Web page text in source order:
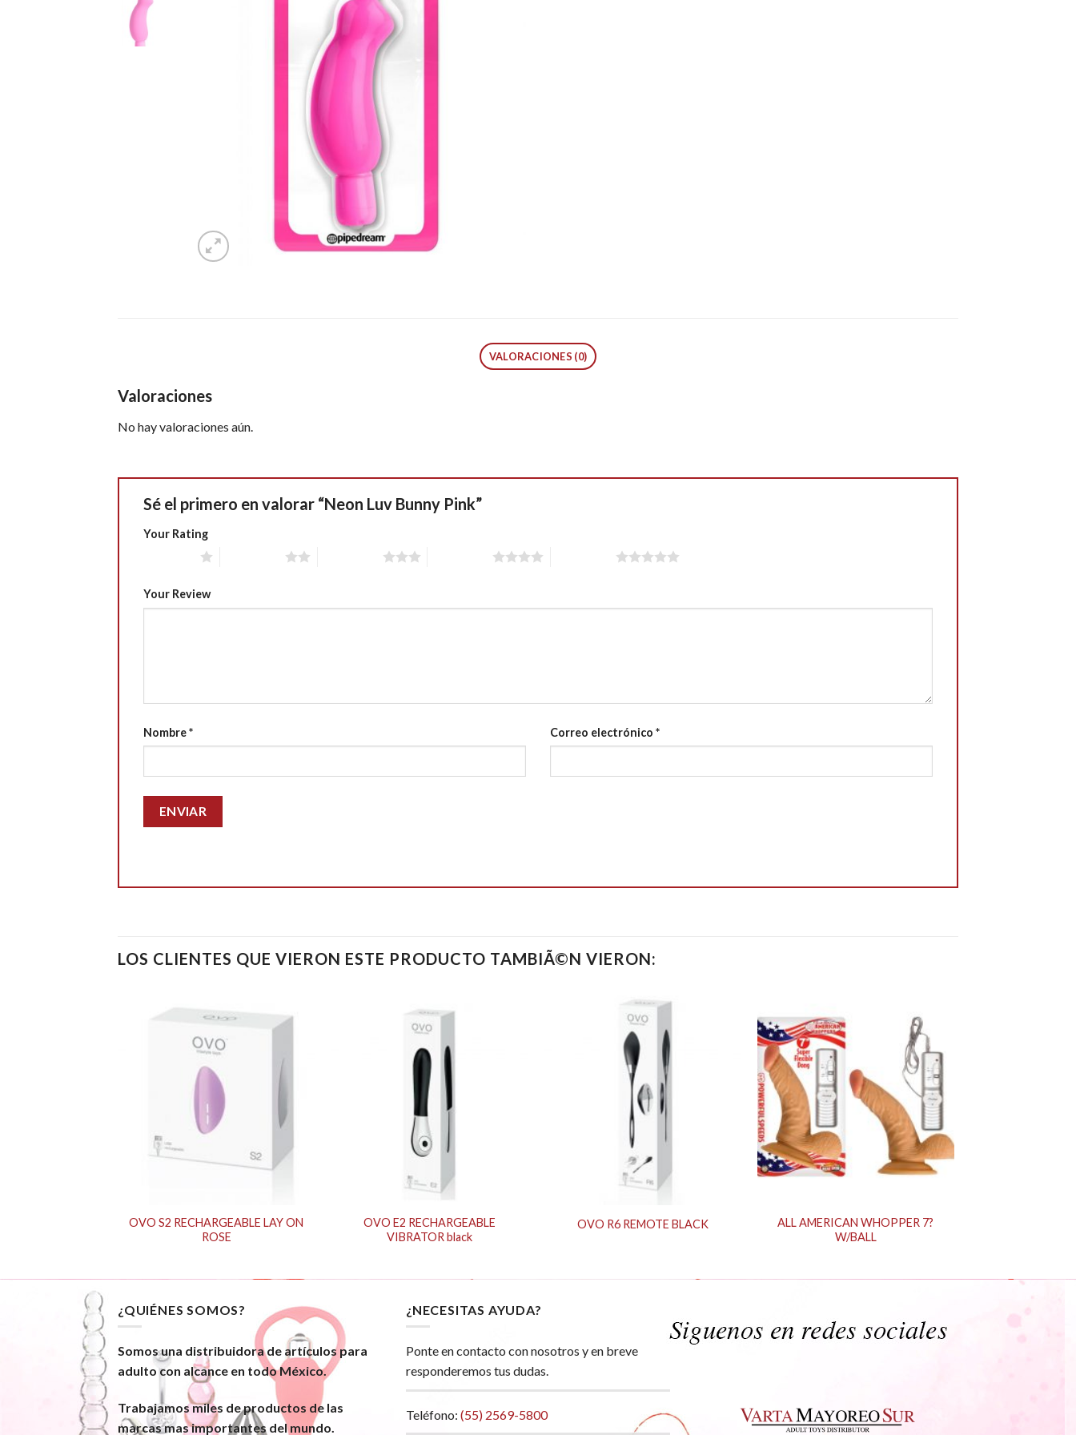
VALORACIONES (0)
Valoraciones
No hay valoraciones aún.
Sé el primero en valorar “Neon Luv Bunny Pink”
Your Rating
Your Review
Nombre* Correo electrónico *
LOS CLIENTES QUE VIERON ESTE PRODUCTO TAMBIÃ©N VIERON:
OVO S2 RECHARGEABLE LAY ON
ROSE
OVO E2 RECHARGEABLE
VIBRATOR black
OVO R6 REMOTE BLACK
ALL AMERICAN WHOPPER 7?
W/BALL
¿QUIÉNES SOMOS?
Somos una distribuidora de artículos para
adulto con alcance en todo México.
Trabajamos miles de productos de las
marcas mas importantes del mundo.
¿NECESITAS AYUDA?
Ponte en contacto con nosotros y en breve
responderemos tus dudas.
Teléfono: (55) 2569-5800